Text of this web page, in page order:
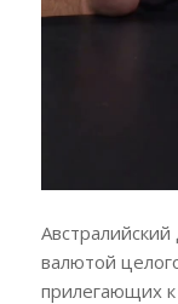
валютой
прилегающих